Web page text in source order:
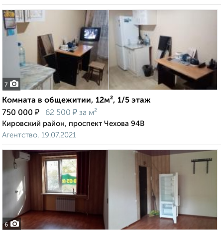
7
Комната в общежитии, 12м², 1/5 этаж
750 000 ₽ 62 500 ₽ за м²
Кировский район, проспект Чехова 94В
Агентство, 19.07.2021
6